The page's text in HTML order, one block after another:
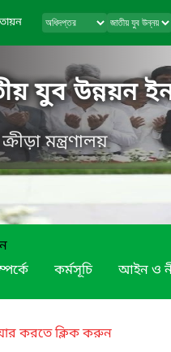
যুব উন্নয়ন
মন্ত্রণালয়
কর্মসূচি আইন ও
করতে ক্লিক করুন